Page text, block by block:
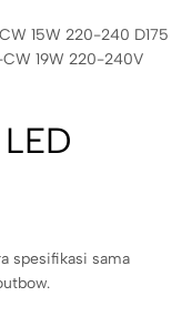
15W 220-240 D175
19W 220-240V
spesifikasi sama